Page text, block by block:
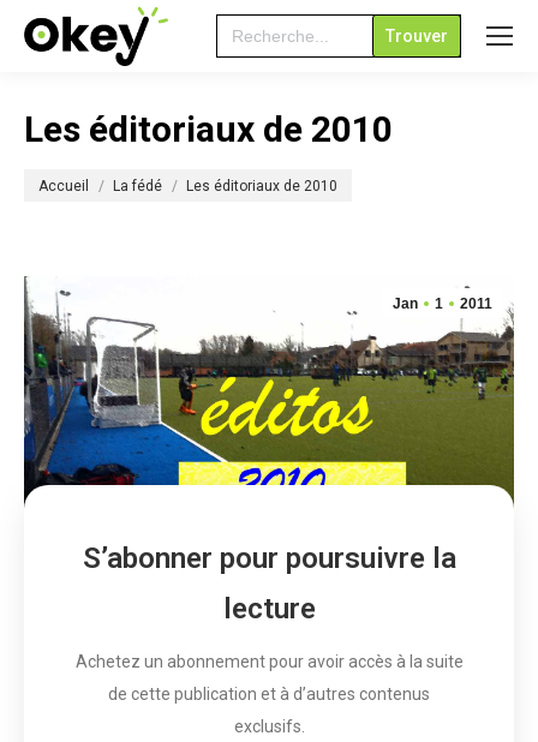
Search
for:
Les éditoriaux de 2010
Accueil La fédé Les éditoriaux de 2010
Jan 1 2011
S’abonner pour poursuivre la
lecture
Achetez un abonnement pour avoir accès à la suite
de cette publication et à d’autres contenus
exclusifs.